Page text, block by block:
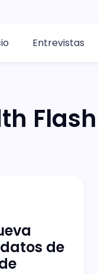
Entrevistas
Flash
de